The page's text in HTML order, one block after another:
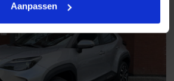
Aanpassen
18"